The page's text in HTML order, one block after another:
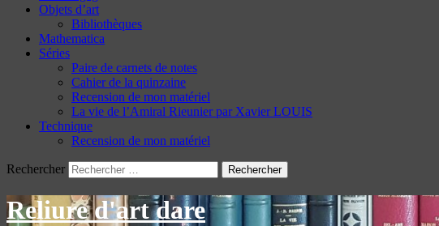
Objets d’art
Bibliothèques
Mathematica
Séries
Paire de carnets de notes
Cahier de la quinzaine
Recension de mon matériel
La vie de l’Amiral Rieunier par Xavier LOUIS
Technique
Recension de mon matériel
Rechercher
Reliure d'art dare